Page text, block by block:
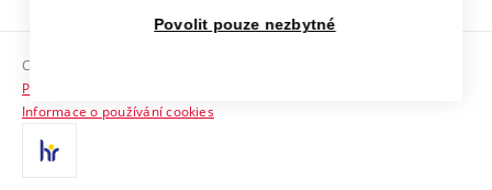
Sociální bezpečí
HR Award
Kontakty
Copyright © 2026 VUT
Prohlášení o přístupnosti
Informace o používání cookies
Povolit pouze nezbytné